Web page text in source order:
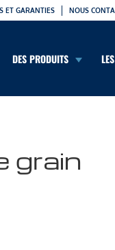
ET GARANTIES NOUS
DES PRODUITS
grain